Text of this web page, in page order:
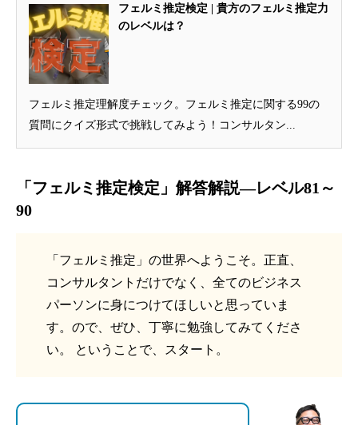
フェルミ推定検定 | 貴方のフェルミ推定力
のレベルは？
フェルミ推定理解度チェック。フェルミ推定に関する99の
質問にクイズ形式で挑戦してみよう！コンサルタン...
「フェルミ推定検定」解答解説—レベル81～
90
「フェルミ推定」の世界へようこそ。正直、
コンサルタントだけでなく、全てのビジネス
パーソンに身につけてほしいと思っていま
す。ので、ぜひ、丁寧に勉強してみてくださ
い。 ということで、スタート。